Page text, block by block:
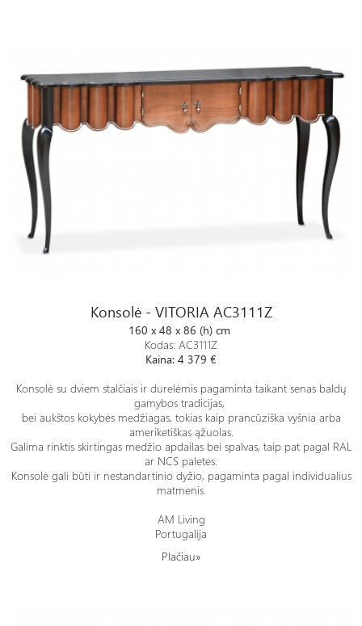
Konsolė - VITORIA AC3111Z
160 x 48 x 86 (h) cm
Kodas: AC3111Z
Kaina: 4 379 €
Konsolė su dviem stalčiais ir durelėmis pagaminta taikant senas baldų
gamybos tradicijas,
bei aukštos kokybės medžiagas, tokias kaip prancūziška vyšnia arba
ameriketiškas ąžuolas.
Galima rinktis skirtingas medžio apdailas bei spalvas, taip pat pagal RAL
ar NCS paletes.
Konsolė gali būti ir nestandartinio dyžio, pagaminta pagal individualius
matmenis.
AM Living
Portugalija
Plačiau»